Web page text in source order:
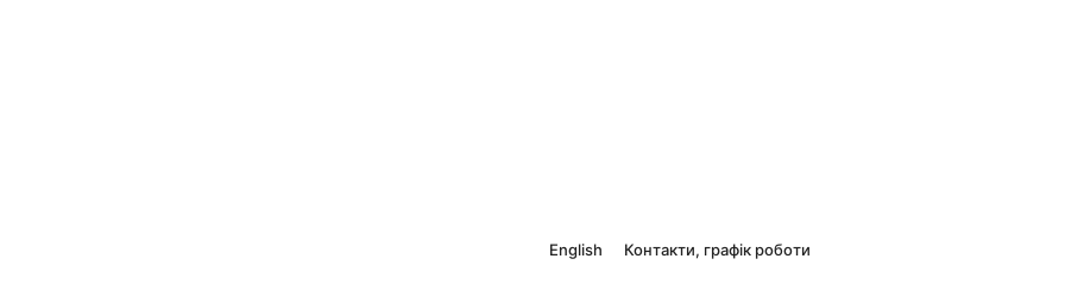
English Контакти, графік роботи